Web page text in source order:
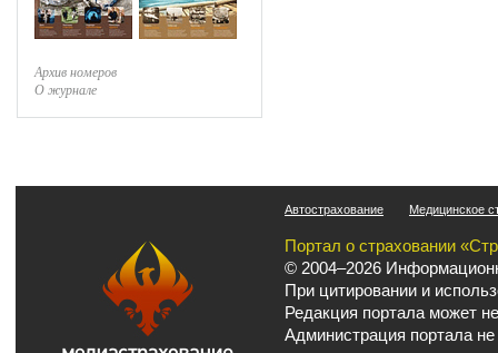
Архив номеров
О журнале
Автострахование Медицинское
Портал о страховании
© 2004–2026
При цитировании и
Редакция портала может
Администрация портала